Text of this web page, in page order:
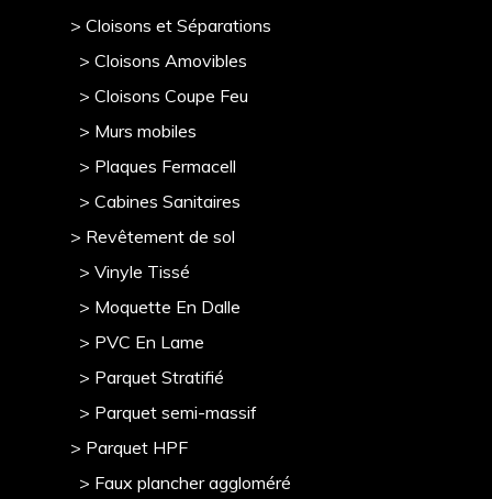
> Cloisons et Séparations
> Cloisons Amovibles
> Cloisons Coupe Feu
> Murs mobiles
> Plaques Fermacell
> Cabines Sanitaires
> Revêtement de sol
> Vinyle Tissé
> Moquette En Dalle
> PVC En Lame
> Parquet Stratifié
> Parquet semi-massif
> Parquet HPF
> Faux plancher aggloméré